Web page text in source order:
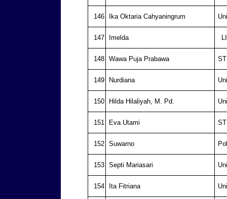
146 Ika Oktaria Cahyaningrum
147 Imelda
148 Wawa Puja Prabawa
149 Nurdiana
150 Hilda Hilaliyah, M. Pd.
151 Eva Utami
152 Suwarno
153 Septi Mariasari
154 Ita Fitriana